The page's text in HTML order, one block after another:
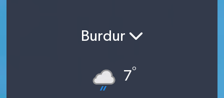
Burdur
7°